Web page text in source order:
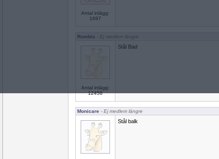
Antal inlägg:
1697
Rombis - Ej medlem längre
Antal inlägg:
12458
Stål Bad
Monicare - Ej medlem längre
Stål balk